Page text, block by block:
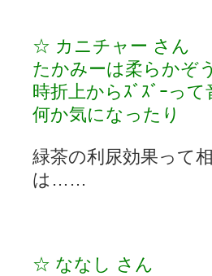
☆ カニチャー さん
たかみーは柔らかぞ
時折上からｽﾞｽﾞｰっ
何か気になったり
緑茶の利尿効果って
は……
☆ ななし さん